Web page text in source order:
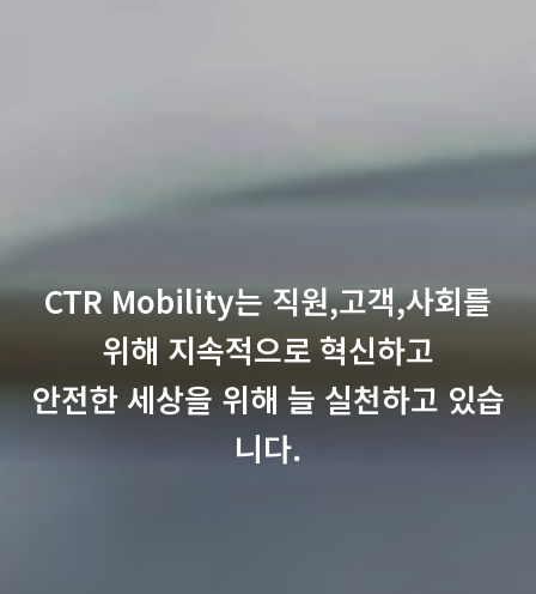
CTR Mobility는 직원,고객,사회를
위해 지속적으로 혁신하고
안전한 세상을 위해 늘 실천하고 있습
니다.